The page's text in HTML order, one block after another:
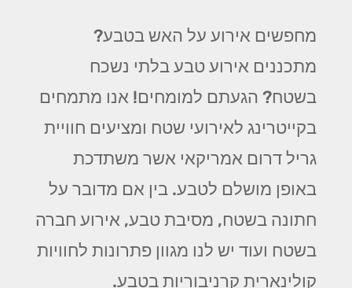
מחפשים אירוע על האש בטבע?
מתכננים אירוע טבע בלתי נשכח
בשטח? הגעתם למומחים! אנו מתמחים
בקייטרינג לאירועי שטח ומציעים חוויית
גריל דרום אמריקאי אשר משתדכת
באופן מושלם לטבע. בין אם מדובר על
חתונה בשטח, מסיבת טבע, אירוע חברה
בשטח ועוד יש לנו מגוון פתרונות לחוויות
קולינארית קרניבוריות בטבע.